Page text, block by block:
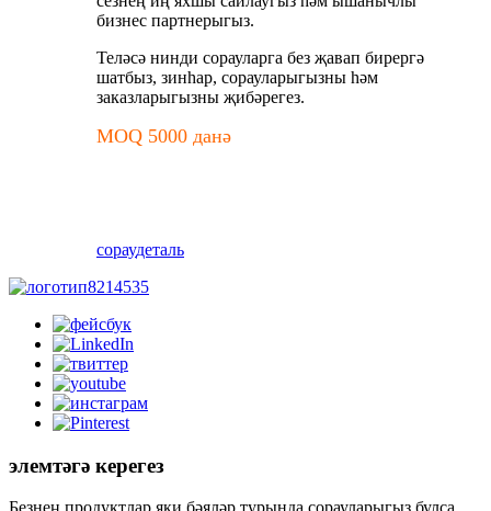
бизнес партнерыгыз.
Теләсә нинди сорауларга без җавап бирергә
шатбыз, зинһар, сорауларыгызны һәм
заказларыгызны җибәрегез.
MOQ 5000 данә
сораудеталь
элемтәгә керегез